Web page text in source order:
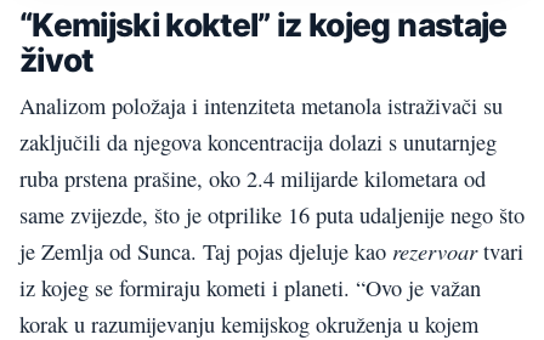
“Kemijski koktel” iz kojeg nastaje
život
Analizom položaja i intenziteta metanola istraživači su
zaključili da njegova koncentracija dolazi s unutarnjeg
ruba prstena prašine, oko 2.4 milijarde kilometara od
same zvijezde, što je otprilike 16 puta udaljenije nego što
je Zemlja od Sunca. Taj pojas djeluje kao rezervoartvari
iz kojeg se formiraju kometi i planeti. “Ovo je važan
korak u razumijevanju kemijskog okruženja u kojem